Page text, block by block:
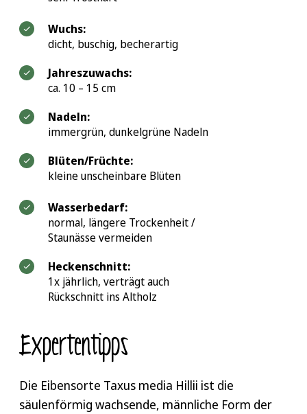
Wuchs:
dicht, buschig, becherartig
Jahreszuwachs:
ca. 10 – 15 cm
Nadeln:
immergrün, dunkelgrüne Nadeln
Blüten/Früchte:
kleine unscheinbare Blüten
Wasserbedarf:
normal, längere Trockenheit /
Staunässe vermeiden
Heckenschnitt:
1x jährlich, verträgt auch
Rückschnitt ins Altholz
Expertentipps
Die Eibensorte Taxus media Hillii ist die
säulenförmig wachsende, männliche Form der